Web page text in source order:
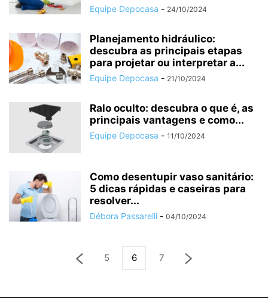
Equipe Depocasa - 24/10/2024
Planejamento hidráulico:
descubra as principais etapas
para projetar ou interpretar a...
Equipe Depocasa - 21/10/2024
Ralo oculto: descubra o que é, as
principais vantagens e como...
Equipe Depocasa - 11/10/2024
Como desentupir vaso sanitário:
5 dicas rápidas e caseiras para
resolver...
Débora Passarelli - 04/10/2024
5 6 7